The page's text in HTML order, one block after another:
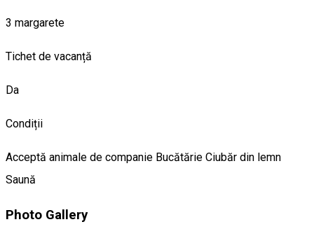
3 margarete
Tichet de vacanță
Da
Condiții
Acceptă animale de companie Bucătărie Ciubăr din lemn
Saună
Photo Gallery